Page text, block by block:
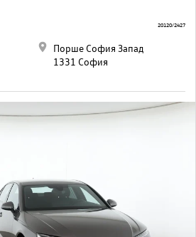
Порше София Запад
1331 София
20120/2427